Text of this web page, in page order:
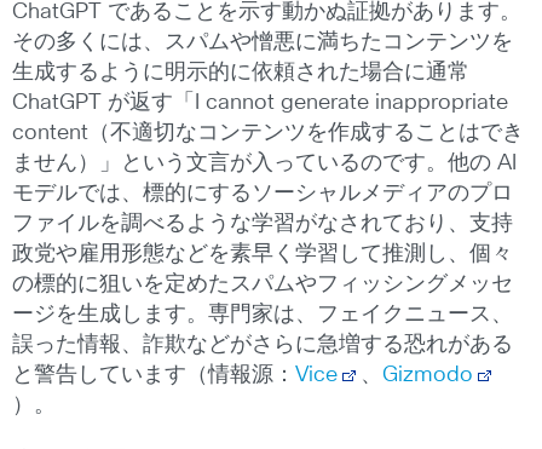
ChatGPT であることを示す動かぬ証拠があります。
その多くには、スパムや憎悪に満ちたコンテンツを
生成するように明示的に依頼された場合に通常
ChatGPT が返す「I cannot generate inappropriate
content（不適切なコンテンツを作成することはでき
ません）」という文言が入っているのです。他の AI
モデルでは、標的にするソーシャルメディアのプロ
ファイルを調べるような学習がなされており、支持
政党や雇用形態などを素早く学習して推測し、個々
の標的に狙いを定めたスパムやフィッシングメッセ
ージを生成します。専門家は、フェイクニュース、
誤った情報、詐欺などがさらに急増する恐れがある
と警告しています（情報源： Vice 、 Gizmodo
）。